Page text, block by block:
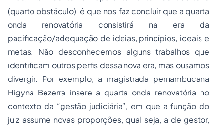
(quarto obstáculo), é que nos faz concluir que a quarta
onda renovatória consistirá na era da
pacificação/adequação de ideias, princípios, ideais e
metas. Não desconhecemos alguns trabalhos que
identificam outros perfis dessa nova era, mas ousamos
divergir. Por exemplo, a magistrada pernambucana
Higyna Bezerra insere a quarta onda renovatória no
contexto da “gestão judiciária”, em que a função do
juiz assume novas proporções, qual seja, a de gestor,